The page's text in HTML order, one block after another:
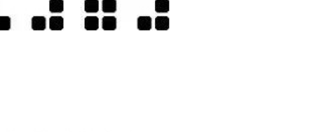
外办公）；
好被通知面试销签准备；